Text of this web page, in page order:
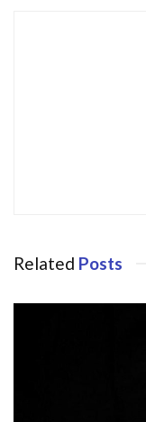
Related Posts